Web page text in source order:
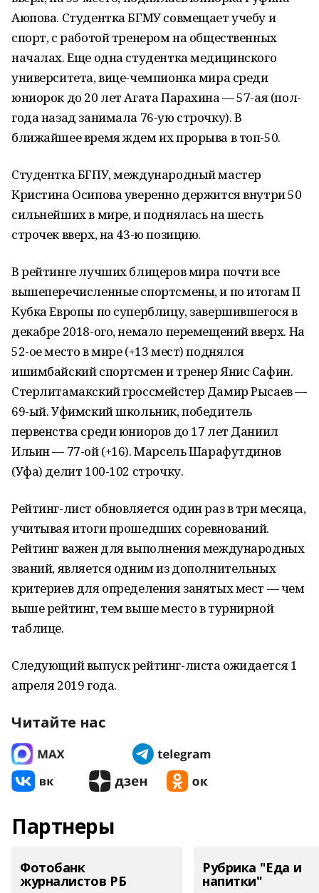
Аюпова. Студентка БГМУ совмещает учебу и
спорт, с работой тренером на общественных
началах. Еще одна студентка медицинского
университета, вице-чемпионка мира среди
юниорок до 20 лет Агата Парахина — 57-ая (пол-
года назад занимала 76-ую строчку). В
ближайшее время ждем их прорыва в топ-50.
Студентка БГПУ, международный мастер
Кристина Осипова уверенно держится внутри 50
сильнейших в мире, и поднялась на шесть
строчек вверх, на 43-ю позицию.
В рейтинге лучших блицеров мира почти все
вышеперечисленные спортсмены, и по итогам II
Кубка Европы по суперблицу, завершившегося в
декабре 2018-ого, немало перемещений вверх. На
52-ое место в мире (+13 мест) поднялся
ишимбайский спортсмен и тренер Янис Сафин.
Стерлитамакский гроссмейстер Дамир Рысаев —
69-ый. Уфимский школьник, победитель
первенства среди юниоров до 17 лет Даниил
Ильин — 77-ой (+16). Марсель Шарафутдинов
(Уфа) делит 100-102 строчку.
Рейтинг-лист обновляется один раз в три месяца,
учитывая итоги прошедших соревнований.
Рейтинг важен для выполнения международных
званий, является одним из дополнительных
критериев для определения занятых мест — чем
выше рейтинг, тем выше место в турнирной
таблице.
Следующий выпуск рейтинг-листа ожидается 1
апреля 2019 года.
Читайте нас
Партнеры
Фотобанк
журналистов РБ
Рубрика "Еда и
напитки"